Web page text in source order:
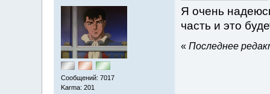
Сообщений: 7017
Karma: 201
Я очень
часть и это
« Последнее